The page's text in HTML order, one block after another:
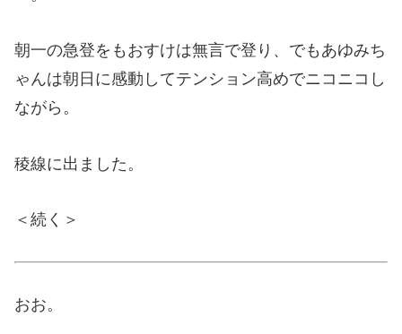
朝一の急登をもおすけは無言で登り、でもあゆみち
ゃんは朝日に感動してテンション高めでニコニコし
ながら。
稜線に出ました。
＜続く＞
おお。